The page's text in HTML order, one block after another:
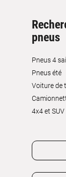
pneus
Pneus 4
Pneus été
Voiture de
4x4 et SUV